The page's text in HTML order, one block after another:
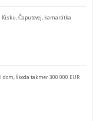
Kisku, Čaputovej, kamarátka
škoda takmer 300 000 EUR